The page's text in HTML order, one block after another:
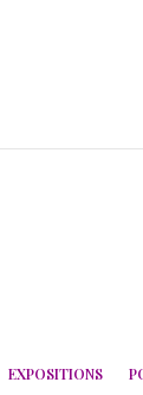
EXPOSITIONS